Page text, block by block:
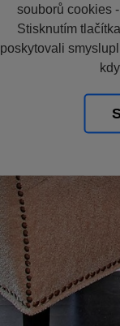
souborů cookies
Stisknutím
poskytovali